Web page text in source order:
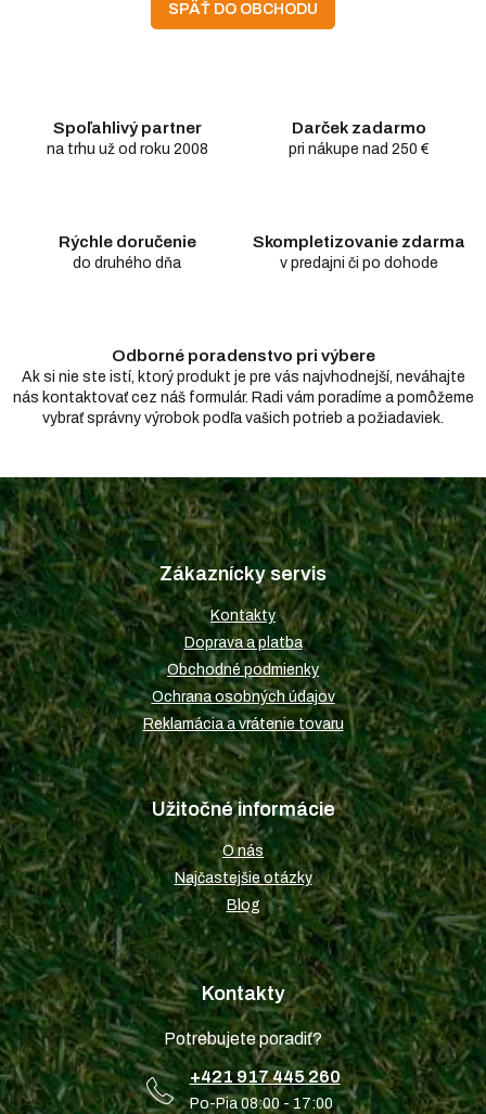
SPÄŤ DO OBCHODU
Spoľahlivý partner
na trhu už od roku 2008
Darček zadarmo
pri nákupe nad 250 €
Rýchle doručenie
do druhého dňa
Skompletizovanie zdarma
v predajni či po dohode
Odborné poradenstvo pri výbere
Ak si nie ste istí, ktorý produkt je pre vás najvhodnejší, neváhajte
nás kontaktovať cez náš formulár. Radi vám poradíme a pomôžeme
vybrať správny výrobok podľa vašich potrieb a požiadaviek.
Z
á
p
ä
t
i
e
Zákaznícky servis
Kontakty
Doprava a platba
Obchodné podmienky
Ochrana osobných údajov
Reklamácia a vrátenie tovaru
Užitočné informácie
O nás
Najčastejšie otázky
Blog
Kontakty
Potrebujete poradiť?
+421 917 445 260
Po-Pia 08:00 - 17:00